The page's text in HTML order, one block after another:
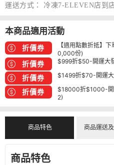
運送方式：
冷凍7-ELEVEN店到
本商品適用活動
折價券
【適用點數折抵】
0,000份)
折價券 $999折$50-開運大
折價券 $1499折$70-開運
折價券
$18000折$1000-開
2)
商品特色 商品運送
商品特色